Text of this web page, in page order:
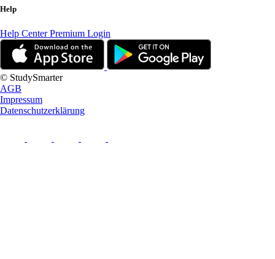
Help
Help CenterPremium Login
© StudySmarter
AGB
Impressum
Datenschutzerklärung